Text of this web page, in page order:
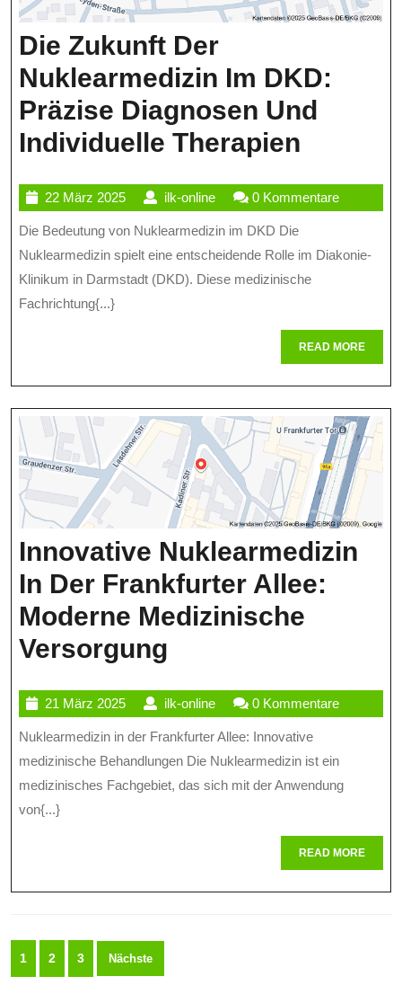
Die Zukunft Der
Nuklearmedizin Im DKD:
Präzise Diagnosen Und
Individuelle Therapien
Der
Im
Präzise
Und
22 März 202522
2025
ilk-onlineilk-
0 Kommentare
Die Bedeutung von Nuklearmedizin im DKD Die
Nuklearmedizin spielt eine entscheidende Rolle im Diakonie-
Klinikum in Darmstadt (DKD). Diese medizinische
Fachrichtung{...}
READ MOREREAD
MORE
Innovative Nuklearmedizin
In Der Frankfurter Allee:
Moderne Medizinische
Versorgung
In
Der
Frankfurter
Medizinische
21 März 202521
März
2025
ilk-onlineilk-
online
0 Kommentare
Nuklearmedizin in der Frankfurter Allee: Innovative
medizinische Behandlungen Die Nuklearmedizin ist ein
medizinisches Fachgebiet, das sich mit der Anwendung
von{...}
READ MOREREAD
MORE
Seitennummerierung
der
1 2 3 Nächste